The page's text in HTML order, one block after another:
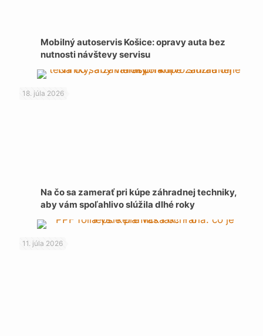
Mobilný autoservis Košice: opravy auta bez
nutnosti návštevy servisu
18. júla 2026
Na čo sa zamerať pri kúpe záhradnej techniky,
aby vám spoľahlivo slúžila dlhé roky
11. júla 2026